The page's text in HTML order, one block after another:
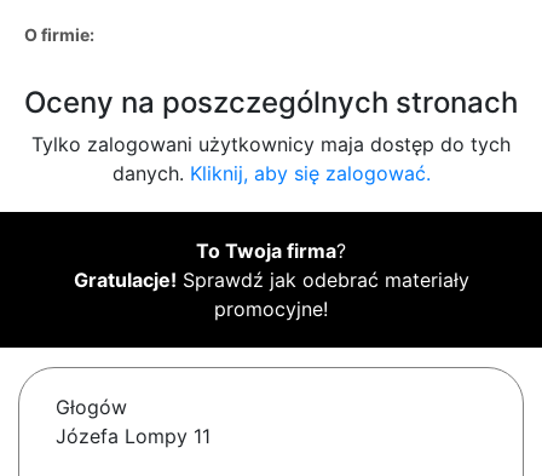
O firmie:
Oceny na poszczególnych stronach
Tylko zalogowani użytkownicy maja dostęp do tych
danych. Kliknij, aby się zalogować.
To Twoja firma?
Gratulacje! Sprawdź jak odebrać materiały
promocyjne!
Głogów
Józefa Lompy 11